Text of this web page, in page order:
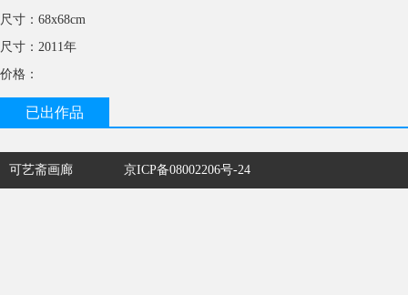
尺寸：68x68cm
尺寸：2011年
价格：
已出作品
可艺斋画廊 京ICP备08002206号-24